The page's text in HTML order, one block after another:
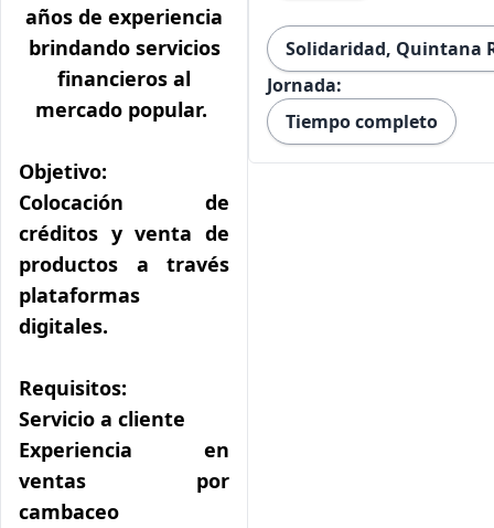
años de experiencia
brindando servicios
financieros al
mercado popular.
Objetivo:
Colocación de
créditos y venta de
productos a través
plataformas
digitales.
Requisitos:
Servicio a cliente
Experiencia en
ventas por
cambaceo
Solidaridad, Quintana
Jornada:
Tiempo completo